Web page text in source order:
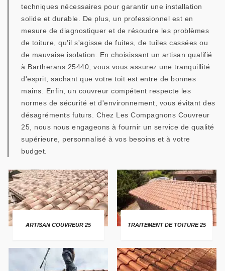
techniques nécessaires pour garantir une installation
solide et durable. De plus, un professionnel est en
mesure de diagnostiquer et de résoudre les problèmes
de toiture, qu'il s'agisse de fuites, de tuiles cassées ou
de mauvaise isolation. En choisissant un artisan qualifié
à Bartherans 25440, vous vous assurez une tranquillité
d'esprit, sachant que votre toit est entre de bonnes
mains. Enfin, un couvreur compétent respecte les
normes de sécurité et d'environnement, vous évitant des
désagréments futurs. Chez Les Compagnons Couvreur
25, nous nous engageons à fournir un service de qualité
supérieure, personnalisé à vos besoins et à votre
budget.
ARTISAN COUVREUR 25 TRAITEMENT DE TOITURE 25